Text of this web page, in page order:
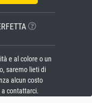
e al colore o un
saremo lieti di
alcun costo
contattarci.